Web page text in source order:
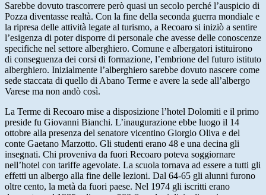
Sarebbe dovuto trascorrere però quasi un secolo perché l’auspicio di
Pozza diventasse realtà. Con la fine della seconda guerra mondiale e
la ripresa delle attività legate al turismo, a Recoaro si iniziò a sentire
l’esigenza di poter disporre di personale che avesse delle conoscenze
specifiche nel settore alberghiero. Comune e albergatori istituirono
di conseguenza dei corsi di formazione, l’embrione del futuro istituto
alberghiero. Inizialmente l’alberghiero sarebbe dovuto nascere come
sede staccata di quello di Abano Terme e avere la sede all’albergo
Varese ma non andò così.
La Terme di Recoaro mise a disposizione l’hotel Dolomiti e il primo
preside fu Giovanni Bianchi. L’inaugurazione ebbe luogo il 14
ottobre alla presenza del senatore vicentino Giorgio Oliva e del
conte Gaetano Marzotto. Gli studenti erano 48 e una decina gli
insegnati. Chi proveniva da fuori Recoaro poteva soggiornare
nell’hotel con tariffe agevolate. La scuola tornava ad essere a tutti gli
effetti un albergo alla fine delle lezioni. Dal 64-65 gli alunni furono
oltre cento, la metà da fuori paese. Nel 1974 gli iscritti erano